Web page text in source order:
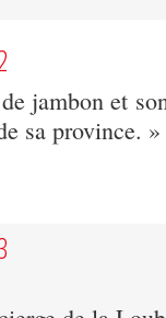
jambon et
sa province. »